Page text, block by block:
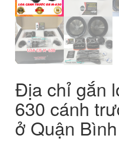
Địa chỉ gắn
630 cánh
ở Quận